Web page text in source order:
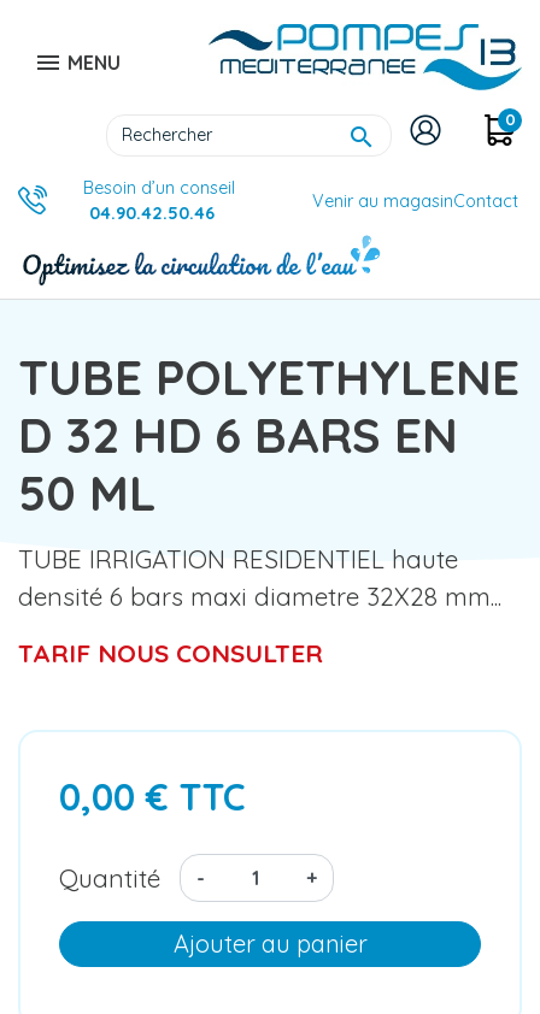
 MENU

0
Besoin d’un conseil
04.90.42.50.46
Venir au magasinContact
TUBE POLYETHYLENE
D 32 HD 6 BARS EN
50 ML
TUBE IRRIGATION RESIDENTIEL haute
densité 6 bars maxi diametre 32X28 mm...
TARIF NOUS CONSULTER
0,00 € TTC
Quantité - +
Ajouter au panier